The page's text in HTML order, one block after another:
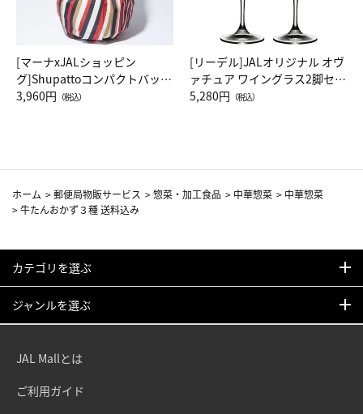
[マーナxJALショッピン
グ]Shupattoコンパクトバッグ
Drop JAL客室乗務員（LC）ス
3,960円 （税込）
[リーデル]JALオリジナル オヴ
ァチュア ワイングラス2脚セッ
ト（レッドワイン）
5,280円 （税込）
ホーム >郵便局物販サービス >惣菜・加工食品 > 中華惣菜 > 中華惣菜
>牛たんおかず３種 送料込み
カテゴリを選ぶ
ジャンルを選ぶ
JAL Mallとは
ご利用ガイド